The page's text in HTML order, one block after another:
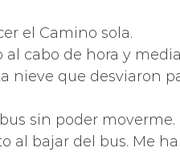
el Camino sola.
al cabo de hora y
nieve que desviaron
sin poder moverme.
bajar del bus. Me